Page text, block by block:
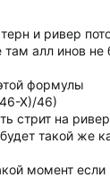
и ривер
алл инов не
формулы
X)/46)
стрит на
такой же
момент если